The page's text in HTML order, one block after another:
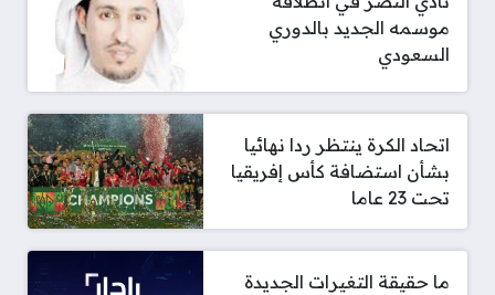
موسمه الجديد بالدوري
السعودي
اتحاد الكرة ينتظر ردا نهائيا
بشأن استضافة كأس إفريقيا
تحت 23 عاما
ما حقيقة التغيرات الجديدة